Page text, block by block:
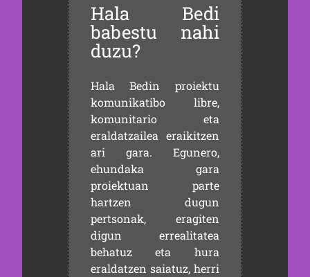
Hala Bedi
babestu nahi
duzu?
Hala Bedin proiektu
komunikatibo libre,
komunitario eta
eraldatzailea eraikitzen
ari gara. Egunero,
ehundaka gara
proiektuan parte
hartzen dugun
pertsonak, eragiten
digun errealitatea
behatuz eta hura
eraldatzen saiatuz, herri